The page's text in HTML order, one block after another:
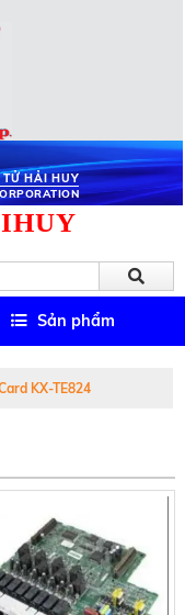
TỬ HẢI HUY
Sản phẩm
KX-TE824